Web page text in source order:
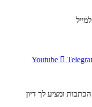
Youtube
ומציע לך דיון